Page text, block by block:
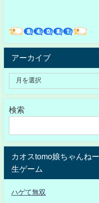
アーカイブ
検索
カオスtomo娘ちゃんね
生ゲーム
ハゲて無双